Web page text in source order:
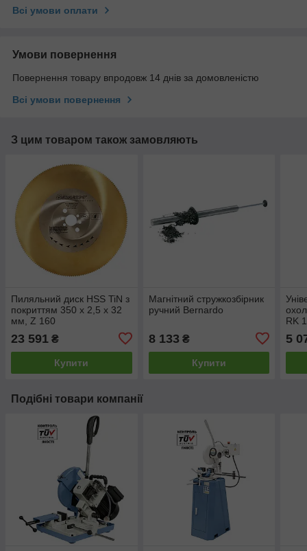
Всі умови оплати
Умови повернення
Повернення товару впродовж 14 днів за домовленістю
Всі умови повернення
З цим товаром також замовляють
Пиляльний диск HSS TiN з
покриттям 350 x 2,5 x 32
мм, Z 160
23 591 ₴
Купити
Магнітний стружкозбірник
ручний Bernardo
8 133 ₴
Купити
RK
5
Подібні товари компанії